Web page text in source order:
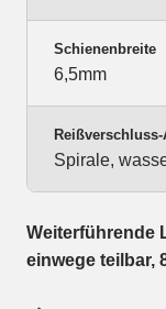
Schienenbreite
6,5mm
Reißverschluss-
Spirale,
Weiterführende
einwege teilbar,